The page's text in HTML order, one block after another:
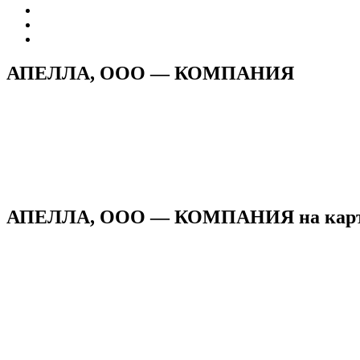
АПЕЛЛА, ООО — КОМПАНИЯ
АПЕЛЛА, ООО — КОМПАНИЯ на